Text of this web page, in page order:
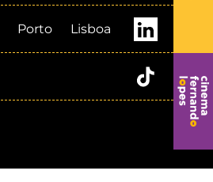
Porto Lisboa